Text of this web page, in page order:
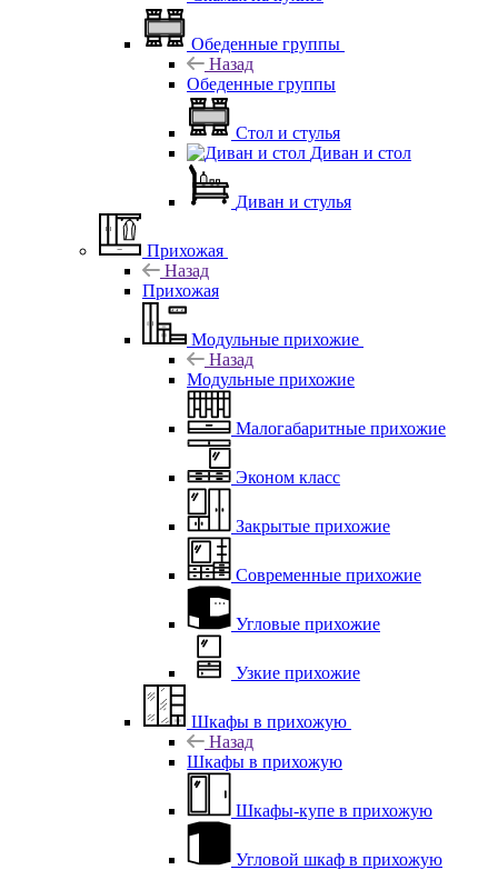
Обеденные группы
Назад
Обеденные группы
Стол и стулья
Диван и стол
Диван и стулья
Прихожая
Назад
Прихожая
Модульные прихожие
Назад
Модульные прихожие
Малогабаритные прихожие
Эконом класс
Закрытые прихожие
Современные прихожие
Угловые прихожие
Узкие прихожие
Шкафы в прихожую
Назад
Шкафы в прихожую
Шкафы-купе в прихожую
Угловой шкаф в прихожую